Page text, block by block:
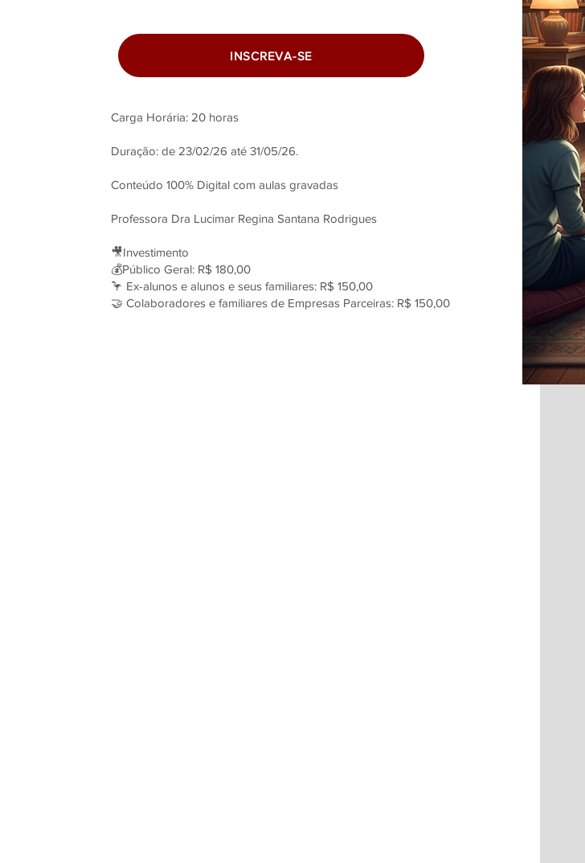
INSCREVA-SE
Carga Horária: 20 horas
Duração: de 23/02/26 até 31/05/26.
Conteúdo 100% Digital com aulas gravadas
Professora Dra Lucimar Regina Santana Rodrigues
🎥Investimento
💰Público Geral: R$ 180,00
🦩 Ex-alunos e alunos e seus familiares: R$ 150,00
🤝 Colaboradores e familiares de Empresas Parceiras: R$ 150,00